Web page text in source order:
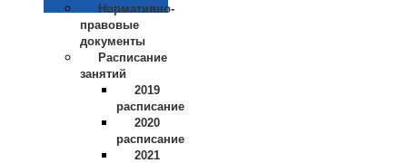
Нормативно-
правовые
документы
Расписание
занятий
2019
расписание
2020
расписание
2021